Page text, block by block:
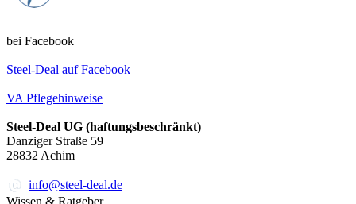
bei Facebook
Steel-Deal auf Facebook
VA Pflegehinweise
Steel-Deal UG (haftungsbeschränkt)
Danziger Straße 59
28832 Achim
info@steel-deal.de
Wissen & Ratgeber